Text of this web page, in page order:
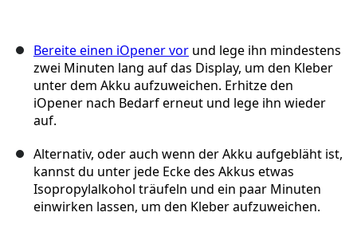
Bereite einen iOpener vor und lege ihn mindestens
zwei Minuten lang auf das Display, um den Kleber
unter dem Akku aufzuweichen. Erhitze den
iOpener nach Bedarf erneut und lege ihn wieder
auf.
Alternativ, oder auch wenn der Akku aufgebläht ist,
kannst du unter jede Ecke des Akkus etwas
Isopropylalkohol träufeln und ein paar Minuten
einwirken lassen, um den Kleber aufzuweichen.